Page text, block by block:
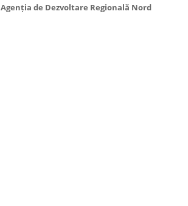
Agenția de Dezvoltare Regională Nord